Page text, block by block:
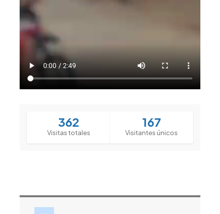
362
Visitas totales
167
Visitantes únicos